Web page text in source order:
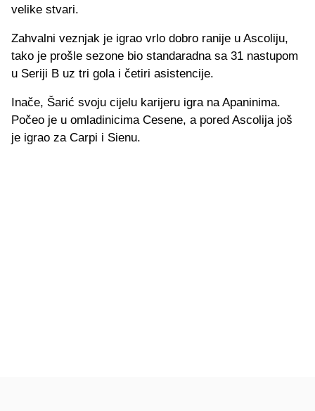
velike stvari.
Zahvalni veznjak je igrao vrlo dobro ranije u Ascoliju,
tako je prošle sezone bio standaradna sa 31 nastupom
u Seriji B uz tri gola i četiri asistencije.
Inače, Šarić svoju cijelu karijeru igra na Apaninima.
Počeo je u omladinicima Cesene, a pored Ascolija još
je igrao za Carpi i Sienu.